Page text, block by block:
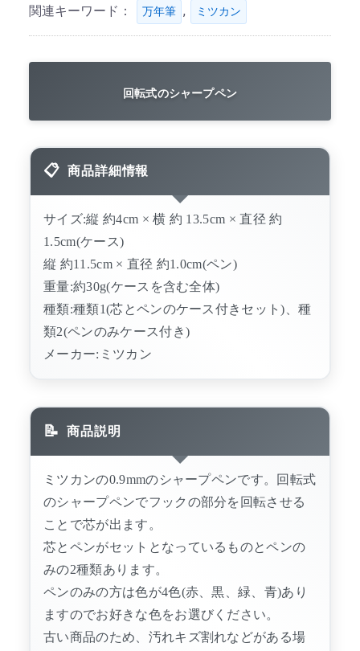
関連キーワード： 万年筆 , ミツカン
回転式のシャープペン
商品詳細情報
サイズ:縦 約4cm × 横 約 13.5cm × 直径 約
1.5cm(ケース)
縦 約11.5cm × 直径 約1.0cm(ペン)
重量:約30g(ケースを含む全体)
種類:種類1(芯とペンのケース付きセット)、種
類2(ペンのみケース付き)
メーカー:ミツカン
商品説明
ミツカンの0.9mmのシャープペンです。回転式
のシャープペンでフックの部分を回転させる
ことで芯が出ます。
芯とペンがセットとなっているものとペンの
みの2種類あります。
ペンのみの方は色が4色(赤、黒、緑、青)あり
ますのでお好きな色をお選びください。
古い商品のため、汚れキズ割れなどがある場